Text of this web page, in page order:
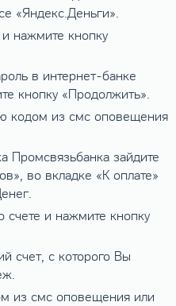
«Яндекс.Деньги».
нажмите кнопку
в интернет-банке
кнопку «Продолжить».
кодом из смс оповещения
Промсвязьбанка зайдите
во вкладке «К оплате»
и нажмите кнопку
счет, с которого Вы
из смс оповещения или